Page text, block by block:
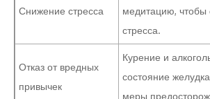
Снижение стресса
медитацию, чтобы
стресса.
Отказ от вредных
привычек
Курение и
состояние
меры